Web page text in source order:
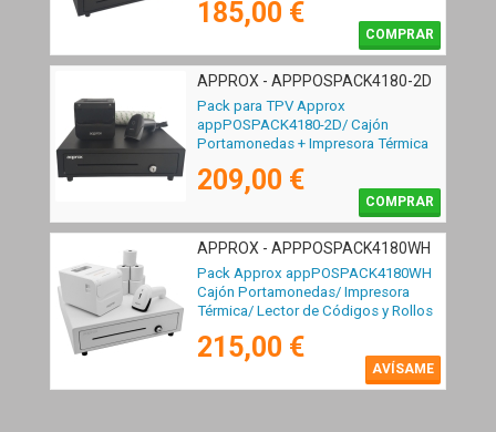
185,00 €
COMPRAR
APPROX - APPPOSPACK4180-2D
Pack para TPV Approx
appPOSPACK4180-2D/ Cajón
Portamonedas + Impresora Térmica
Rollos Térmicos
209,00 €
COMPRAR
APPROX - APPPOSPACK4180WH
Pack Approx appPOSPACK4180WH
Cajón Portamonedas/ Impresora
Térmica/ Lector de Códigos y Rollos
215,00 €
AVÍSAME